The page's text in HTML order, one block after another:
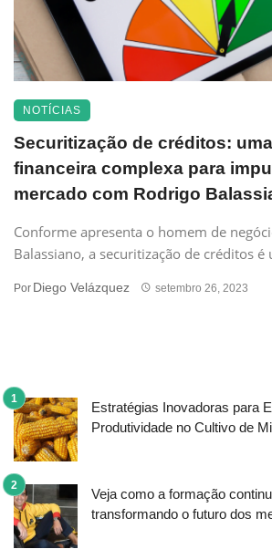
NOTÍCIAS
Securitização de créditos:
financeira complexa para
mercado com Rodrigo
Conforme apresenta o homem de
Balassiano, a securitização de créditos é
Por Diego Velázquez setembro 26, 2023
Estratégias Inovadoras para
Produtividade no Cultivo de
Veja como a formação
transformando o futuro dos